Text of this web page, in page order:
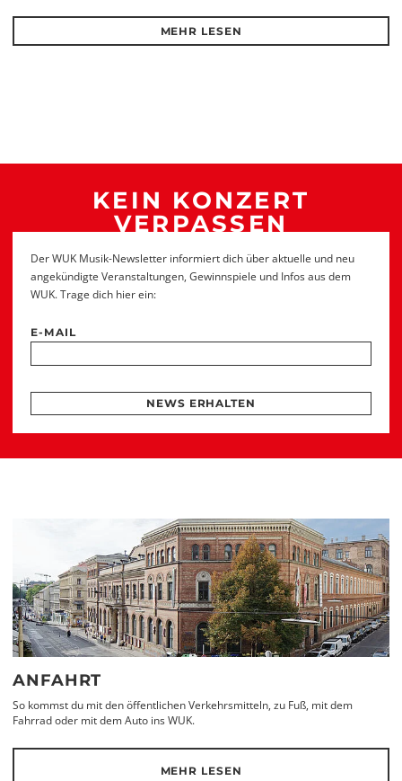
MEHR LESEN
KEIN KONZERT
VERPASSEN
Der WUK Musik-Newsletter informiert dich über aktuelle und neu
angekündigte Veranstaltungen, Gewinnspiele und Infos aus dem
WUK. Trage dich hier ein:
E-MAIL
NEWS ERHALTEN
ANFAHRT
So kommst du mit den öffentlichen Verkehrsmitteln, zu Fuß, mit dem
Fahrrad oder mit dem Auto ins WUK.
MEHR LESEN